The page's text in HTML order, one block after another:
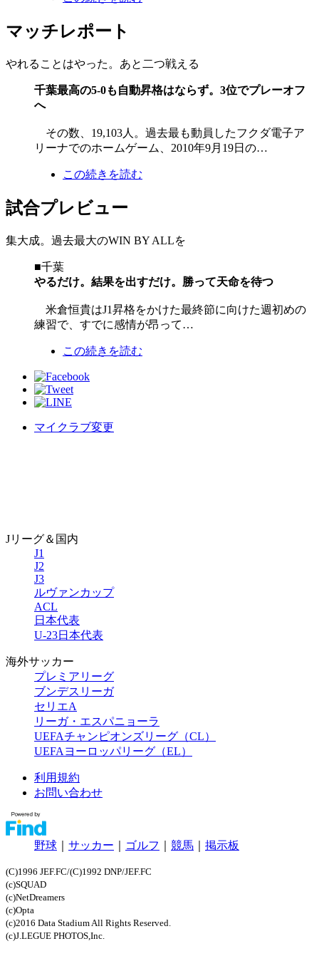
マッチレポート
やれることはやった。あと二つ戦える
千葉最高の5-0も自動昇格はならず。3位でプレーオフ
へ
その数、19,103人。過去最も動員したフクダ電子ア
リーナでのホームゲーム、2010年9月19日の…
この続きを読む
試合プレビュー
集大成。過去最大のWIN BY ALLを
■千葉
やるだけ。結果を出すだけ。勝って天命を待つ
米倉恒貴はJ1昇格をかけた最終節に向けた週初めの
練習で、すでに感情が昂って…
この続きを読む
マイクラブ変更
Jリーグ＆国内
J1
J2
J3
ルヴァンカップ
ACL
日本代表
U-23日本代表
海外サッカー
プレミアリーグ
ブンデスリーガ
セリエA
リーガ・エスパニョーラ
UEFAチャンピオンズリーグ（CL）
UEFAヨーロッパリーグ（EL）
利用規約
お問い合わせ
野球 サッカー ゴルフ 競馬 掲示板
(C)1996 JEF.FC/(C)1992 DNP/JEF.FC
(c)SQUAD
(c)NetDreamers
(c)Opta
(c)2016 Data Stadium All Rights Reserved.
(c)J.LEGUE PHOTOS,Inc.